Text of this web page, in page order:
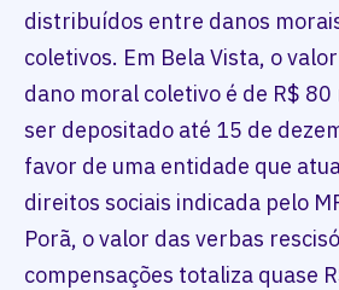
distribuídos entre danos
coletivos. Em Bela Vista, o
dano moral coletivo é de R$
ser depositado até 15 de
favor de uma entidade que
direitos sociais indicada pelo
Porã, o valor das verbas
compensações totaliza quase